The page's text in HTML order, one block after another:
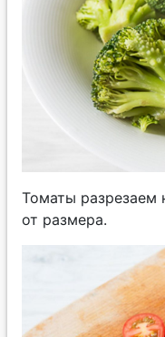
Томаты разрезаем
от размера.